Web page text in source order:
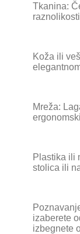
Tkanina:
Koža ili
Mreža:
Plastika ili
stolica ili
izaberete
izbegnete